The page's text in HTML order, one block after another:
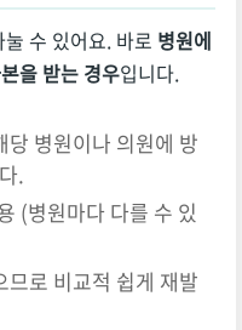
수 있어요. 바로 병원에
을 받는 경우입니다.
병원이나 의원에 방
.
(병원마다 다를 수 있
로 비교적 쉽게 재발